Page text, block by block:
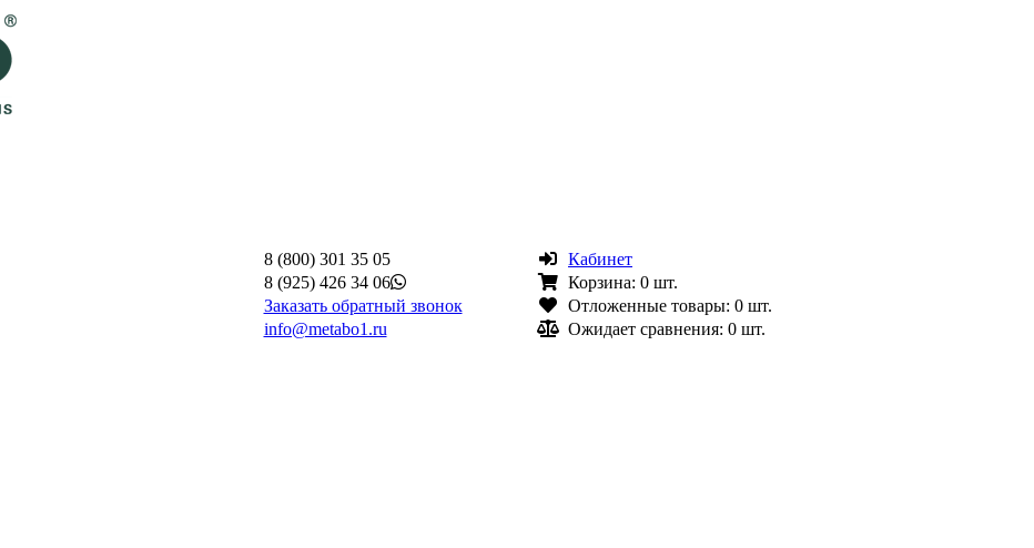
8 (800) 301 35 05
8 (925) 426 34 06
Заказать обратный звонок
info@metabo1.ru
Кабинет
Корзина: 0 шт.
Отложенные товары: 0 шт.
Ожидает сравнения: 0 шт.